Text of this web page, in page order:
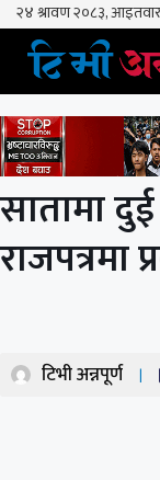
Skip
content
सातामा
राजपत्रमा
टिभी अन्नपूर्ण